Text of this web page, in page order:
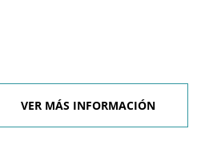
VER MÁS INFORMACIÓN